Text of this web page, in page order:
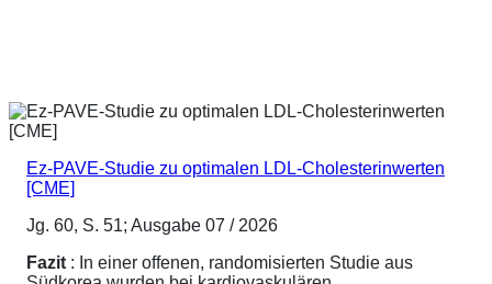
Ez-PAVE-Studie zu optimalen LDL-Cholesterinwerten
[CME]
Jg. 60, S. 51; Ausgabe 07 / 2026
Fazit : In einer offenen, randomisierten Studie aus